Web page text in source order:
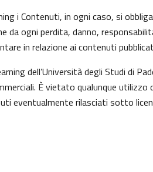
i Contenuti, in ogni caso, si
da ogni perdita, danno,
in relazione ai contenuti
dell’Università degli Studi di
È vietato qualunque
eventualmente rilasciati sotto